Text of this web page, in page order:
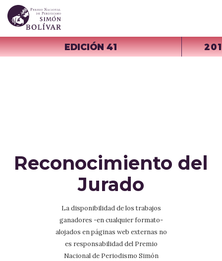
EDICIÓN 41
Reconocimiento del
Jurado
La disponibilidad de los trabajos
ganadores -en cualquier formato-
alojados en páginas web externas no
es responsabilidad del Premio
Nacional de Periodismo Simón